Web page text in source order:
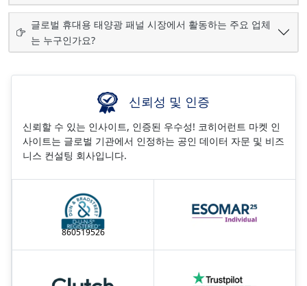
글로벌 휴대용 태양광 패널 시장에서 활동하는 주요 업체
는 누구인가요?
신뢰성 및 인증
신뢰할 수 있는 인사이트, 인증된 우수성! 코히어런트 마켓 인
사이트는 글로벌 기관에서 인정하는 공인 데이터 자문 및 비즈
니스 컨설팅 회사입니다.
860519526